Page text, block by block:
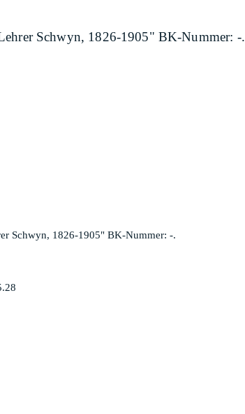
Schwyn, 1826-1905" BK-Nummer: -.
Schwyn, 1826-1905" BK-Nummer: -.